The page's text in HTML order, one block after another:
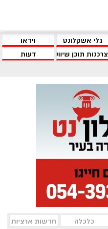
גלי אשקלונט
וידאו
צרכנות תוכן שיווקי
דעות
כלכלה חדשות ארציות